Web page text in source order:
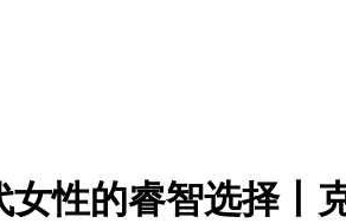
女性的睿智选择丨